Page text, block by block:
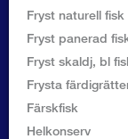
Sortiment
Recept
Fryst naturell fisk
Fryst panerad
Fryst skaldj, bl
Frysta
Färskfisk
Helkonserv